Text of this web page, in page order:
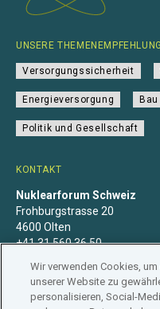
KONTAKT
Nuklearforum Schweiz
Frohburgstrasse 20
4600 Olten
+41 31 560 36 50
UNSERE
Versorgungssicherheit
Energieversorgung
Politik und Gesellschaft
Wir verwenden Cookies,
unserer Website zu
personalisieren, Social-